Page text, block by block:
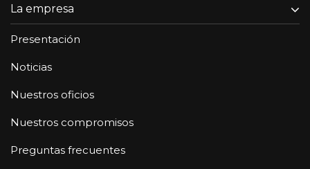
La empresa
Presentación
Noticias
Nuestros oficios
Nuestros compromisos
Preguntas frecuentes